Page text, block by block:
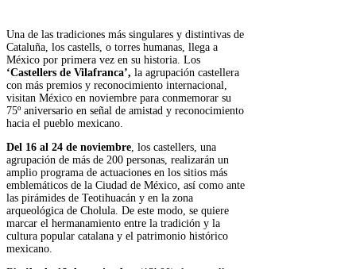
Una de las tradiciones más singulares y distintivas de
Cataluña, los castells, o torres humanas, llega a
México por primera vez en su historia. Los
‘Castellers de Vilafranca’, la agrupación castellera
con más premios y reconocimiento internacional,
visitan México en noviembre para conmemorar su
75º aniversario en señal de amistad y reconocimiento
hacia el pueblo mexicano.
Del 16 al 24 de noviembre , los castellers, una
agrupación de más de 200 personas, realizarán un
amplio programa de actuaciones en los sitios más
emblemáticos de la Ciudad de México, así como ante
las pirámides de Teotihuacán y en la zona
arqueológica de Cholula. De este modo, se quiere
marcar el hermanamiento entre la tradición y la
cultura popular catalana y el patrimonio histórico
mexicano.